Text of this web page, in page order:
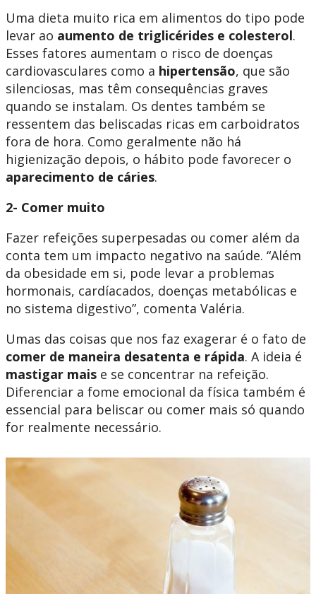
Uma dieta muito rica em alimentos do tipo pode
levar ao aumento de triglicérides e colesterol.
Esses fatores aumentam o risco de doenças
cardiovasculares como a hipertensão, que são
silenciosas, mas têm consequências graves
quando se instalam. Os dentes também se
ressentem das beliscadas ricas em carboidratos
fora de hora. Como geralmente não há
higienização depois, o hábito pode favorecer o
aparecimento de cáries.
2- Comer muito
Fazer refeições superpesadas ou comer além da
conta tem um impacto negativo na saúde. “Além
da obesidade em si, pode levar a problemas
hormonais, cardíacados, doenças metabólicas e
no sistema digestivo”, comenta Valéria.
Umas das coisas que nos faz exagerar é o fato de
comer de maneira desatenta e rápida. A ideia é
mastigar mais e se concentrar na refeição.
Diferenciar a fome emocional da física também é
essencial para beliscar ou comer mais só quando
for realmente necessário.